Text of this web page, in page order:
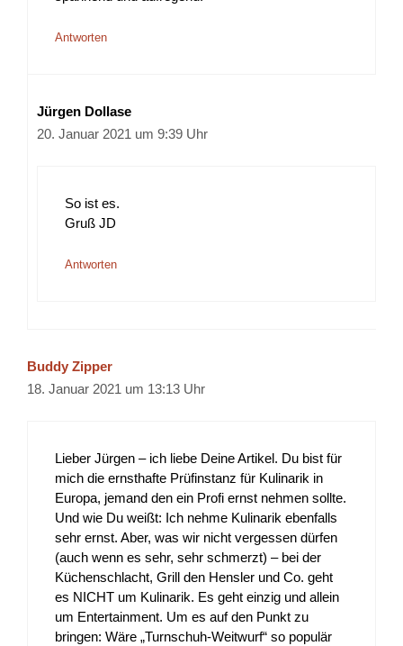
Antworten
Jürgen Dollase
20. Januar 2021 um 9:39 Uhr
So ist es.
Gruß JD
Antworten
Buddy Zipper
18. Januar 2021 um 13:13 Uhr
Lieber Jürgen – ich liebe Deine Artikel. Du bist für
mich die ernsthafte Prüfinstanz für Kulinarik in
Europa, jemand den ein Profi ernst nehmen sollte.
Und wie Du weißt: Ich nehme Kulinarik ebenfalls
sehr ernst. Aber, was wir nicht vergessen dürfen
(auch wenn es sehr, sehr schmerzt) – bei der
Küchenschlacht, Grill den Hensler und Co. geht
es NICHT um Kulinarik. Es geht einzig und allein
um Entertainment. Um es auf den Punkt zu
bringen: Wäre „Turnschuh-Weitwurf“ so populär